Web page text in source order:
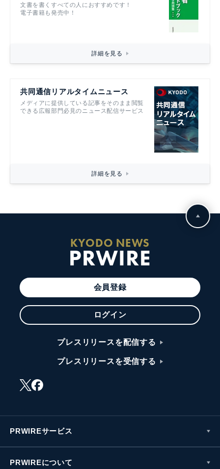
文書を書くすべての人におすすめです！
電子書籍も発売中！
詳細を見る
共同通信リアルタイムニュース
メディアに提供している記事をそのまま閲覧
できる広報部門必見のニュース配信サービス
詳細を見る
KYODO NEWS
PRWIRE
会員登録
ログイン
プレスリリースを配信する
プレスリリースを受信する
PRWIREサービス
PRWIREについて